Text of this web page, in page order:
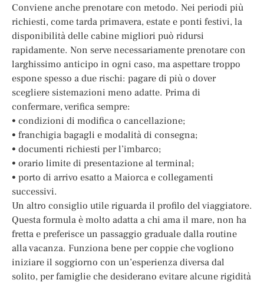
Conviene anche prenotare con metodo. Nei periodi più
richiesti, come tarda primavera, estate e ponti festivi, la
disponibilità delle cabine migliori può ridursi
rapidamente. Non serve necessariamente prenotare con
larghissimo anticipo in ogni caso, ma aspettare troppo
espone spesso a due rischi: pagare di più o dover
scegliere sistemazioni meno adatte. Prima di
confermare, verifica sempre:
• condizioni di modifica o cancellazione;
• franchigia bagagli e modalità di consegna;
• documenti richiesti per l’imbarco;
• orario limite di presentazione al terminal;
• porto di arrivo esatto a Maiorca e collegamenti
successivi.
Un altro consiglio utile riguarda il profilo del viaggiatore.
Questa formula è molto adatta a chi ama il mare, non ha
fretta e preferisce un passaggio graduale dalla routine
alla vacanza. Funziona bene per coppie che vogliono
iniziare il soggiorno con un’esperienza diversa dal
solito, per famiglie che desiderano evitare alcune rigidità